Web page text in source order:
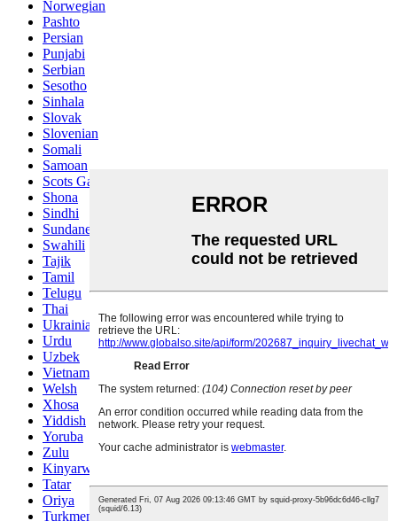
Norwegian
Pashto
Persian
Punjabi
Serbian
Sesotho
Sinhala
Slovak
Slovenian
Somali
Samoan
Scots Gaelic
Shona
Sindhi
Sundanese
Swahili
Tajik
Tamil
Telugu
Thai
Ukrainian
Urdu
Uzbek
Vietnamese
Welsh
Xhosa
Yiddish
Yoruba
Zulu
Kinyarwanda
Tatar
Oriya
Turkmen